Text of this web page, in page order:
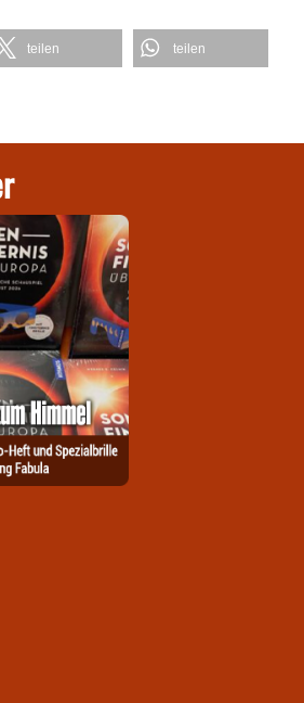
teilen teilen